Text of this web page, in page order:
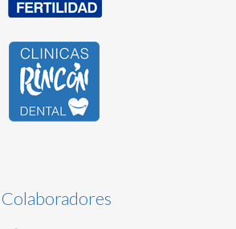
Colaboradores